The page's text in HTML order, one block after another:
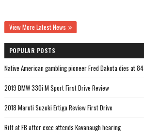
View More Latest News
POPULAR POSTS
Native American gambling pioneer Fred Dakota dies at 84
2019 BMW 330i M Sport First Drive Review
2018 Maruti Suzuki Ertiga Review First Drive
Rift at FB after exec attends Kavanaugh hearing